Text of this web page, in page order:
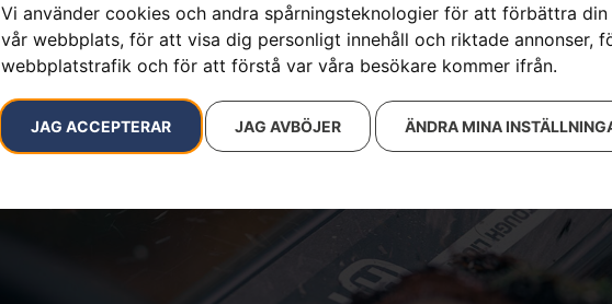
Vi använder cookies och andra spårningsteknologier för att förbättra
vår webbplats, för att visa dig personligt innehåll och riktade annonser,
webbplatstrafik och för att förstå var våra besökare kommer ifrån.
JAG ACCEPTERAR JAG AVBÖJER ÄNDRA MINA